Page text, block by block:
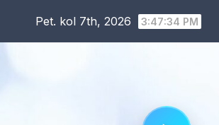
Pet. kol 7th, 2026 3:47:35 PM